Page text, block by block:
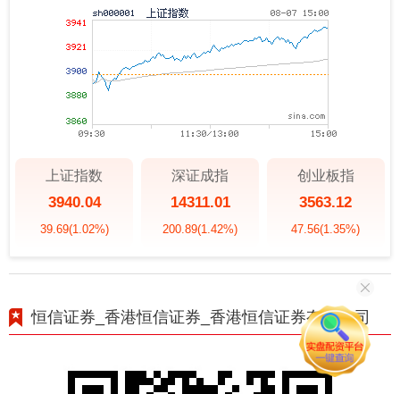
上证指数
3940.04
39.69(1.02%)
深证成指
14311.01
200.89(1.42%)
创业板指
3563.12
47.56(1.35%)
恒信证券_香港恒信证券_香港恒信证券有限公司